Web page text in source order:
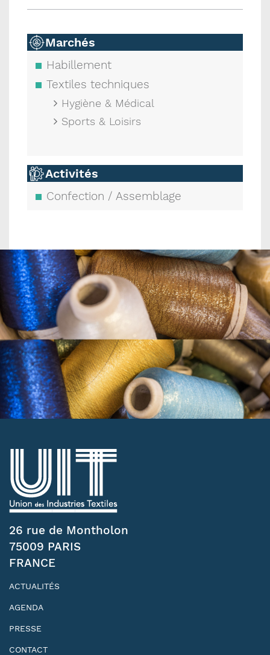
Marchés
Habillement
Textiles techniques
Hygiène & Médical
Sports & Loisirs
Activités
Confection / Assemblage
26 rue de Montholon
75009 PARIS
FRANCE
ACTUALITÉS
AGENDA
PRESSE
CONTACT